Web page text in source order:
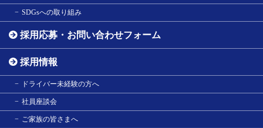
SDGsへの取り組み
採用応募・お問い合わせフォーム
採用情報
ドライバー未経験の方へ
社員座談会
ご家族の皆さまへ